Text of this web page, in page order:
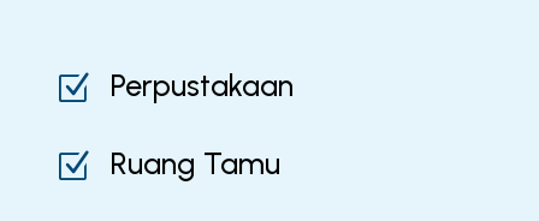
Z Perpustakaan
Z Ruang Tamu